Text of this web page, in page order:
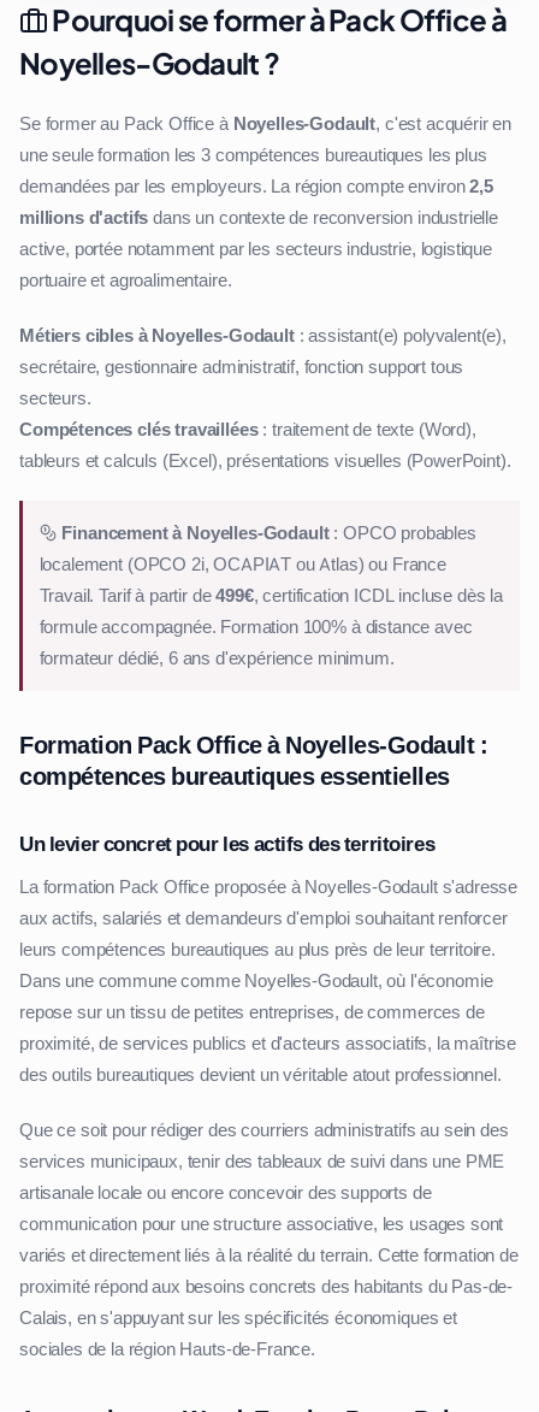
Pourquoi se former à Pack Office à
Noyelles-Godault ?
Se former au Pack Office à Noyelles-Godault, c'est acquérir en
une seule formation les 3 compétences bureautiques les plus
demandées par les employeurs. La région compte environ2,5
millions d'actifs dans un contexte de reconversion industrielle
active, portée notamment par les secteurs industrie, logistique
portuaire et agroalimentaire.
Métiers cibles à Noyelles-Godault: assistant(e) polyvalent(e),
secrétaire, gestionnaire administratif, fonction support tous
secteurs.
Compétences clés travaillées: traitement de texte (Word),
tableurs et calculs (Excel), présentations visuelles (PowerPoint).
Financement à Noyelles-Godault: OPCO probables
localement (OPCO 2i, OCAPIAT ou Atlas) ou France
Travail. Tarif à partir de499€, certification ICDL incluse dès la
formule accompagnée. Formation 100% à distance avec
formateur dédié, 6 ans d'expérience minimum.
Formation Pack Office à Noyelles-Godault :
compétences bureautiques essentielles
Un levier concret pour les actifs des territoires
La formation Pack Office proposée à Noyelles-Godault s'adresse
aux actifs, salariés et demandeurs d'emploi souhaitant renforcer
leurs compétences bureautiques au plus près de leur territoire.
Dans une commune comme Noyelles-Godault, où l'économie
repose sur un tissu de petites entreprises, de commerces de
proximité, de services publics et d'acteurs associatifs, la maîtrise
des outils bureautiques devient un véritable atout professionnel.
Que ce soit pour rédiger des courriers administratifs au sein des
services municipaux, tenir des tableaux de suivi dans une PME
artisanale locale ou encore concevoir des supports de
communication pour une structure associative, les usages sont
variés et directement liés à la réalité du terrain. Cette formation de
proximité répond aux besoins concrets des habitants du Pas-de-
Calais, en s'appuyant sur les spécificités économiques et
sociales de la région Hauts-de-France.